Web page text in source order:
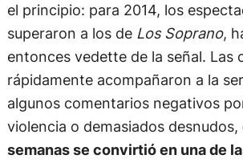
el principio: para 2014, los
superaron a los deLos Soprano,
entonces vedette de la señal. Las
rápidamente acompañaron a la
algunos comentarios negativos
violencia o demasiados desnudos,
semanas se convirtió en una de